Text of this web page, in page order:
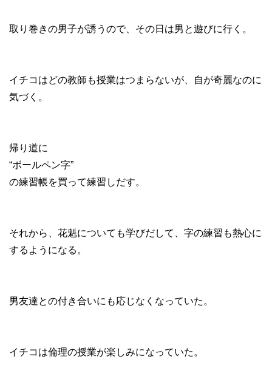
取り巻きの男子が誘うので、その日は男と遊びに行く。
イチコはどの教師も授業はつまらないが、自が奇麗なのに
気づく。
帰り道に
“ボールペン字”
の練習帳を買って練習しだす。
それから、花魁についても学びだして、字の練習も熱心に
するようになる。
男友達との付き合いにも応じなくなっていた。
イチコは倫理の授業が楽しみになっていた。